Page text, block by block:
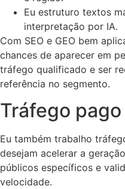
Eu estruturo textos
interpretação por IA.
Com SEO e GEO bem
chances de aparecer em
tráfego qualificado e ser
referência no segmento.
Tráfego
Eu também trabalho
desejam acelerar a
públicos específicos e
velocidade.